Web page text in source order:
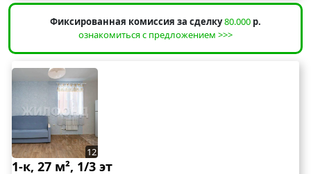
Фиксированная комиссия за сделку80.000 р.
ознакомиться с предложением >>>
12
1-к, 27 м², 1/3 эт